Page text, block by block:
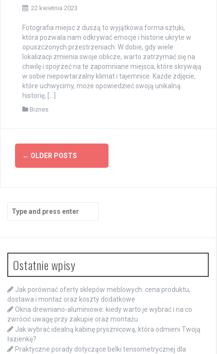
22 kwietnia 2023
Fotografia miejsc z duszą to wyjątkowa forma sztuki,
która pozwala nam odkrywać emocje i historie ukryte w
opuszczonych przestrzeniach. W dobie, gdy wiele
lokalizacji zmienia swoje oblicze, warto zatrzymać się na
chwilę i spojrzeć na te zapomniane miejsca, które skrywają
w sobie niepowtarzalny klimat i tajemnice. Każde zdjęcie,
które uchwycimy, może opowiedzieć swoją unikalną
historię, […]
Biznes
Posts
navigation
← OLDER POSTS
for:
Ostatnie wpisy
Jak porównać oferty sklepów meblowych: cena produktu,
dostawa i montaż oraz koszty dodatkowe
Okna drewniano-aluminiowe: kiedy warto je wybrać i na co
zwrócić uwagę przy zakupie oraz montażu
Jak wybrać idealną kabinę prysznicową, która odmieni Twoją
łazienkę?
Praktyczne porady dotyczące belki tensometrycznej dla